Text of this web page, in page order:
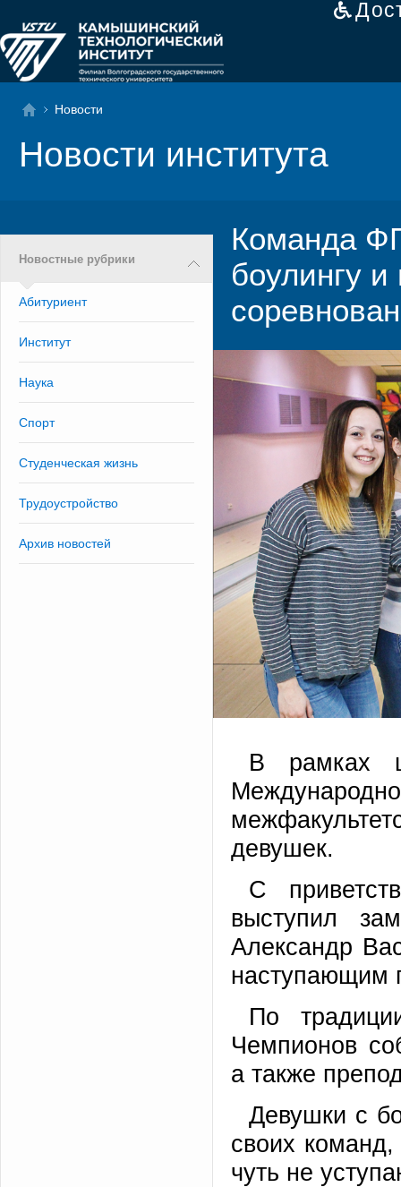
Новости
Новости института
Новостные рубрики
Абитуриент
Институт
Наука
Спорт
Студенческая жизнь
Трудоустройство
Архив новостей
Команда
боулингу
В рамках
девушек.
С
выступил
Александр
наступающим
По
Чемпионов
а также
Девушки с
своих
чуть не